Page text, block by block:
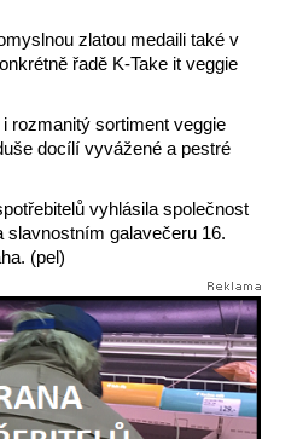
zlatou medaili také v
řadě K-Take it veggie
rozmanitý sortiment veggie
docílí vyvážené a pestré
vyhlásila společnost
slavnostním galavečeru 16.
(pel)